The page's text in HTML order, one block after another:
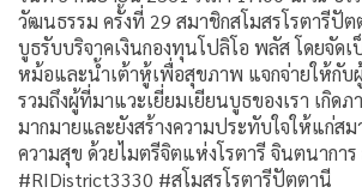
วัฒนธรรม ครั้งที่​ 29​ สมาชิกสโมสรโรตารีปัต
บูธรับบริจาคเงินกองทุนโปลิโอ​ พลัส โดยจัด
หม้อและน้ำเต้าหู้เพื่อสุขภาพ แจกจ่ายให้กับ
รวมถึงผู้ที่มาแวะเยี่ยมเยียนบูธของ​เรา​ เกิด
มากมายและยังสร้างความประทับใจให้แก่ส
ความสุข ด้วย​ไ​ม​ตรี​จิต​แห่ง​โรตารี จินตนาการ​
#RIDistrict3330 #สโมสรโรตารีปัตตานี